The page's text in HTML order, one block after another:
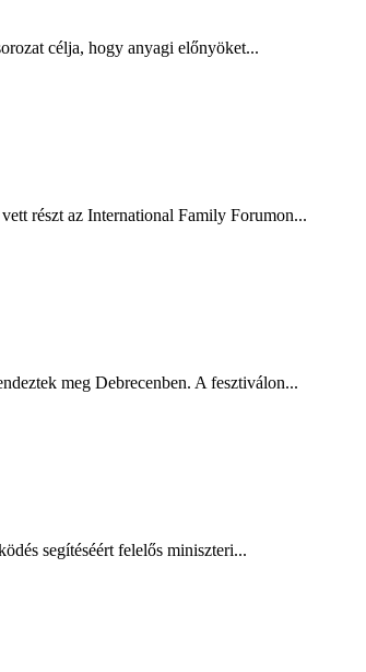
célja, hogy anyagi előnyöket...
részt az International Family Forumon...
meg Debrecenben. A fesztiválon...
segítéséért felelős miniszteri...